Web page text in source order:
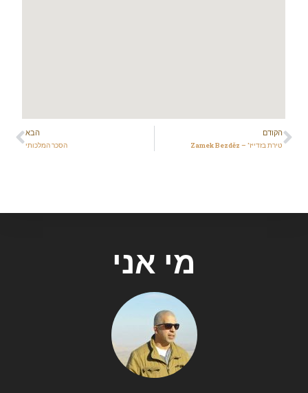
הקודם
טירת בזדייז' – Zamek Bezděz
הבא
הסכר המלכותי
מי אני